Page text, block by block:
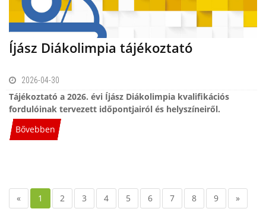
Íjász Diákolimpia tájékoztató
2026-04-30
Tájékoztató a 2026. évi Íjász Diákolimpia kvalifikációs
fordulóinak tervezett időpontjairól és helyszíneiről.
Bővebben
« 1 2 3 4 5 6 7 8 9 »